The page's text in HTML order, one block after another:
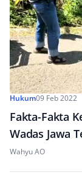
Hukum09 Feb 2022
Fakta-Fakta
Wadas Jawa
Wahyu AO